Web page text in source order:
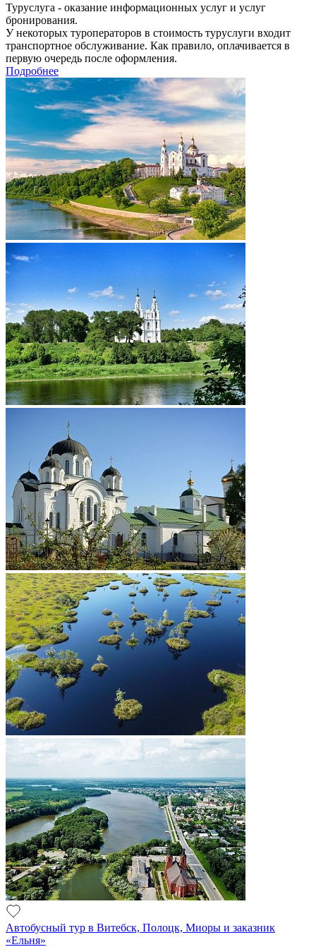
Туруслуга - оказание информационных услуг и услуг
бронирования.
У некоторых туроператоров в стоимость туруслуги входит
транспортное обслуживание. Как правило, оплачивается в
первую очередь после оформления.
Подробнее
Автобусный тур в Витебск, Полоцк, Миоры и заказник
«Ельня»